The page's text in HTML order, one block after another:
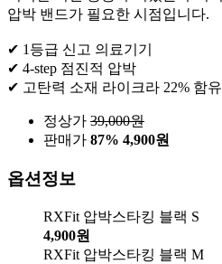
압박 밴드가 필요한 시점입니다.
✔ 1등급 신고 의료기기
✔ 4-step 점진적 압박
✔ 고탄력 소재 라이크라 22% 함유
정상가 39,000원
판매가 87% 4,900원
옵션정보
RXFit 압박스타킹 블랙 S
4,900원
RXFit 압박스타킹 블랙 M